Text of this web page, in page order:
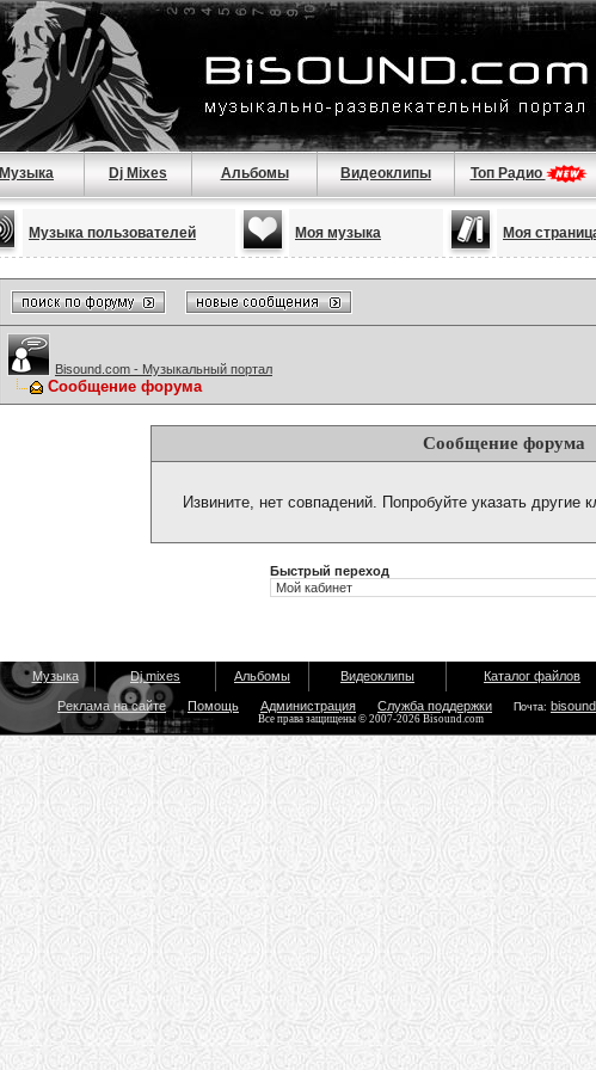
Музыка Dj Mixes Альбомы Видеоклипы Топ Радио
Музыка пользователей Моя музыка Моя
Bisound.com - Музыкальный портал
Сообщение форума
Сообщение форума
Извините, нет совпадений. Попробуйте указать другие
Быстрый переход
Музыка Dj mixes Альбомы Видеоклипы Каталог файлов
Реклама на сайте Помощь Администрация Служба поддержки Почта:
Все права защищены © 2007-2026 Bisound.com